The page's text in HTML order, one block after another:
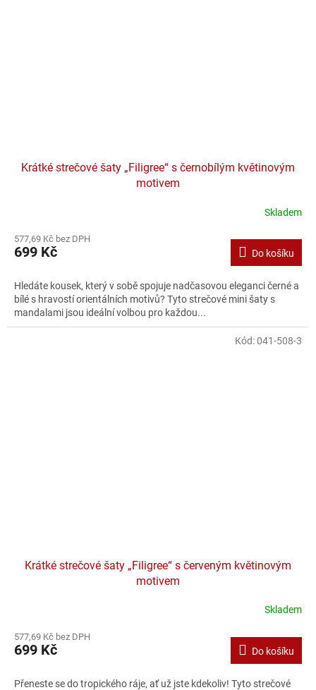
Krátké strečové šaty „Filigree“ s černobílým květinovým
motivem
Skladem
577,69 Kč bez DPH
699 Kč Do košíku
Hledáte kousek, který v sobě spojuje nadčasovou eleganci černé a
bílé s hravostí orientálních motivů? Tyto strečové mini šaty s
mandalami jsou ideální volbou pro každou...
Krátké strečové šaty „Filigree“ s červeným květinovým
motivem
Skladem
577,69 Kč bez DPH
699 Kč Do košíku
Přeneste se do tropického ráje, ať už jste kdekoliv! Tyto strečové
Kód:041-508-3